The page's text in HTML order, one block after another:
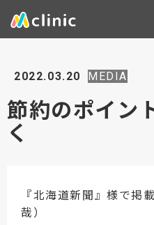
2022.03.20 MEDIA
節約のポイン
く
『北海道新聞』様で掲
哉）